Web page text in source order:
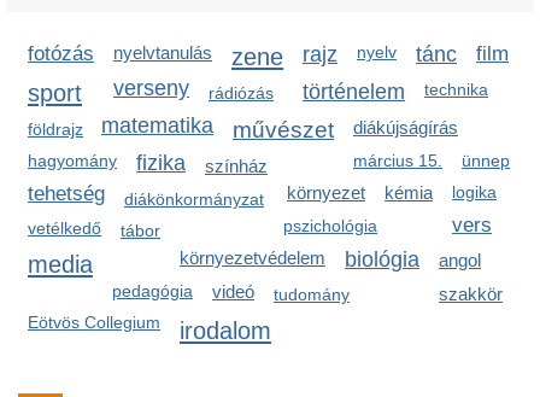
fotózás nyelvtanulás zene rajz nyelv
tánc
verseny
sport
történelem
matematika
művészet
technika
diákújságírás
hagyomány fizika
rádiózás
földrajz
március 15.
ünnep
színház
tehetség környezet kémia logika
diákönkormányzat
vers
pszichológia
vetélkedő tábor
környezetvédelem biológia
media
pedagógia
angol
videó
szakkör
tudomány
film
Eötvös Collegium irodalom